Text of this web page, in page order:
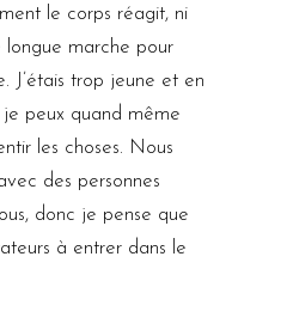
le corps réagit, ni
longue marche pour
J’étais trop jeune et en
peux quand même
les choses. Nous
des personnes
donc je pense que
à entrer dans le